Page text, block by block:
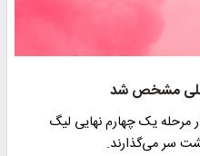
مشخص شد
مرحله یک چهارم نهایی لیگ
سر می‌گذارند.